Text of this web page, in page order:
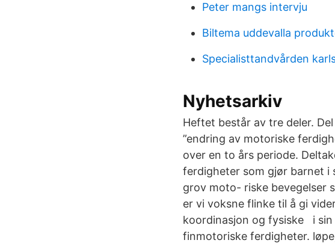
Peter mangs intervju
Biltema uddevalla
Specialisttandvården
Nyhetsarkiv
Heftet består av tre deler.
”endring av motoriske
over en to års periode.
ferdigheter som gjør barnet i
grov moto- riske bevegelser
er vi voksne flinke til å gi
koordinasjon og fysiske i
finmotoriske ferdigheter.